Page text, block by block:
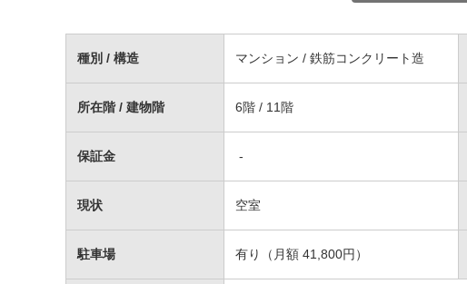
種別 / 構造 マンション / 鉄筋コンクリート造
所在階 / 建物階 6階 / 11階
保証金 -
現状 空室
駐車場 有り（月額 41,800円）